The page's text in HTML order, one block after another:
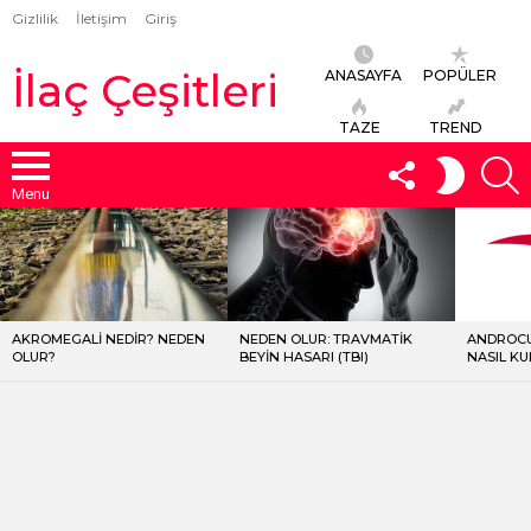
Gizlilik İletişim Giriş
İlaç Çeşitleri ANASAYFA POPÜLER
TAZE TREND
Menu
FOLLOWSWITCH
SKIN
LATEST
STORIES
AKROMEGALI NEDIR? NEDEN
OLUR?
NEDEN OLUR: TRAVMATIK
BEYIN HASARI (TBI)
NASIL